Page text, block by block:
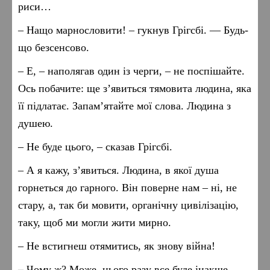
риси…
– Нащо марнословити! – гукнув Грігсбі. — Будь-
що безсенсово.
– Е, – наполягав один із черги, – не поспішайте.
Ось побачите: ще з’явиться тямовита людина, яка
її підлатає. Запам’ятайте мої слова. Людина з
душею.
– Не буде цього, – сказав Грігсбі.
– А я кажу, з’явиться. Людина, в якої душа
горнеться до гарного. Він поверне нам – ні, не
стару, а, так би мовити, органічну цивілізацію,
таку, щоб ми могли жити мирно.
– Не встигнеш отямитись, як знову війна!